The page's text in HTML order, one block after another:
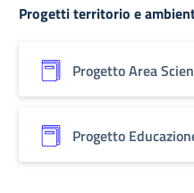
Progetti territorio e
Progetto Area
Progetto